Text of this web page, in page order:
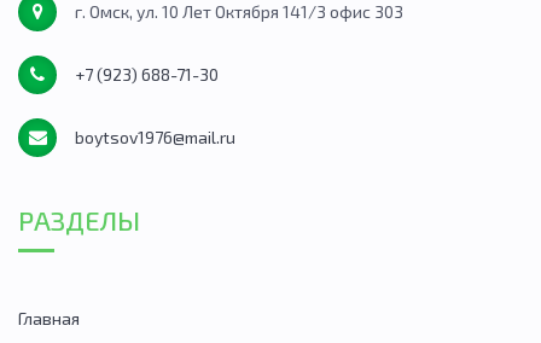
г. Омск, ул. 10 Лет Октября 141/3 офис 303
+7 (923) 688-71-30
boytsov1976@mail.ru
РАЗДЕЛЫ
Главная